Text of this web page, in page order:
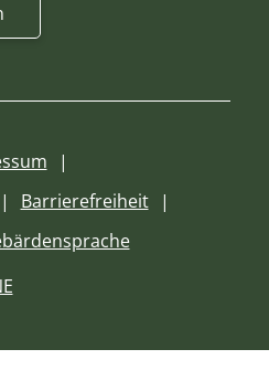
Barrierefreiheit